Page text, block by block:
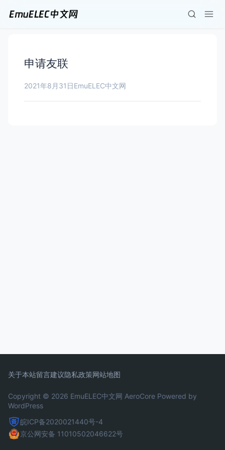
申请友联
2021年8月31日EmuELEC中文网
关于本站留言建议隐私政策网站地图
Copyright © 2026 EmuELEC中文网 AeroCore Powered by
WordPress
皖ICP备2020021440号-4
京公网安备 11010502046622号